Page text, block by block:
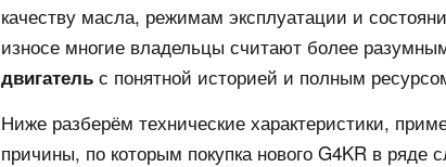
качеству масла, режимам эксплуатации и
износе многие владельцы считают более
двигатель с понятной историей и полным
Ниже разберём технические характеристики,
причины, по которым покупка нового G4KR в